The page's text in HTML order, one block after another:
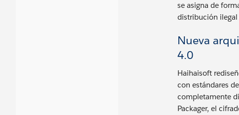
se asigna de
distribución
Nueva
4.0
Haihaisoft
con estándares
completamente
Packager, el